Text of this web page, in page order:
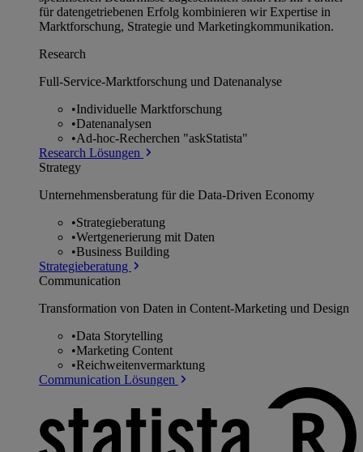
für datengetriebenen Erfolg kombinieren wir Expertise in
Marktforschung, Strategie und Marketingkommunikation.
Research
Full-Service-Marktforschung und Datenanalyse
•Individuelle Marktforschung
•Datenanalysen
•Ad-hoc-Recherchen "askStatista"
Research Lösungen
Strategy
Unternehmens­beratung für die Data-Driven Economy
•Strategieberatung
•Wertgenerierung mit Daten
•Business Building
Strategieberatung
Communication
Transformation von Daten in Content-Marketing und Design
•Data Storytelling
•Marketing Content
•Reichweitenvermarktung
Communication Lösungen